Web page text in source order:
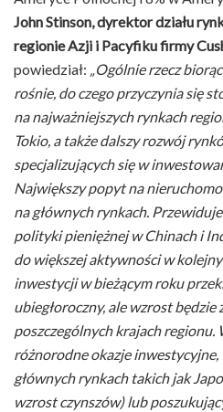
John Stinson, dyrektor działu
regionie Azji i Pacyfiku firmy
powiedział:
„Ogólnie rzecz
rośnie, do czego przyczynia się
na najważniejszych rynkach
Tokio, a także dalszy rozwój
specjalizujących się w
Największy popyt na
na głównych rynkach.
polityki pieniężnej w Chinach i
do większej aktywności w
inwestycji w bieżącym roku
ubiegłoroczny, ale wzrost
poszczególnych krajach regionu.
różnorodne okazje
głównych rynkach takich jak
wzrost czynszów) lub